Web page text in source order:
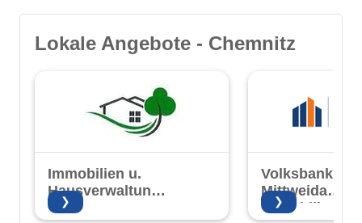
Lokale Angebote - Chemnitz
Immobilien u.
Hausverwaltung
Annette Meutzner
❯
Volksbank
Mittweida
Immobilien
❯